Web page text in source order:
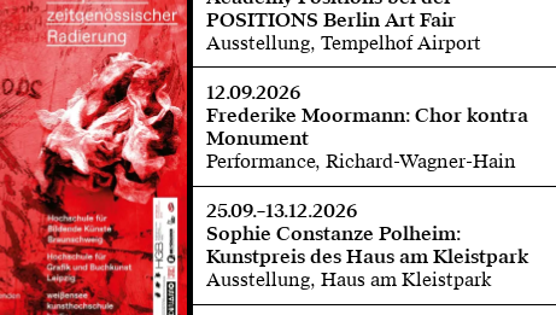
POSITIONS Berlin Art Fair
Ausstellung, Tempelhof Airport
12.09.2026
Frederike Moormann: Chor kontra
Monument
Performance, Richard-Wagner-Hain
25.09.–13.12.2026
Sophie Constanze Polheim:
Kunstpreis des Haus am Kleistpark
Ausstellung, Haus am Kleistpark